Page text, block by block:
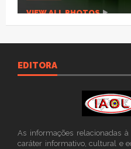
VIEW ALL PHOTOS
EDITORA
As informações relacionadas
caráter informativo, cultural e